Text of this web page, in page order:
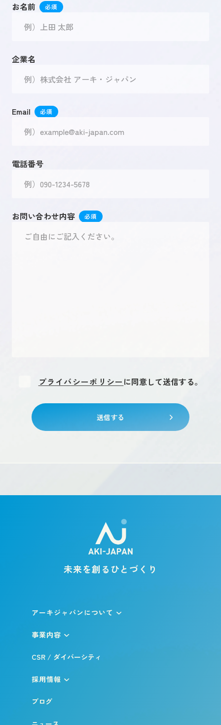
お名前
企業名
Email
電話番号
お問い合わせ内容
プライバシーポリシー に同意して送信する。
送信する
未来を創るひとづくり
アーキジャパンについて
事業内容
CSR / ダイバーシティ
採用情報
ブログ